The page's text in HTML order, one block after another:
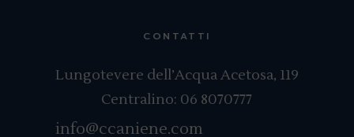
CONTATTI
Lungotevere dell’Acqua Acetosa, 119
Centralino: 06 8070777
info@ccaniene.com